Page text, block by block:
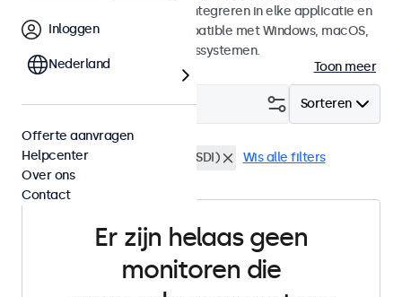
monitoren zijn eenvoudig te integreren in elke applicatie en
iedere omgeving en zijn compatible met Windows, macOS,
ChromeOS en Linux besturingssystemen.
Toon meer
Sorteren
Filter (0)
12 inch touchscreens BNC (SDI) Wis alle filters
Er zijn helaas geen
monitoren die
Inloggen
Nederland
Offerte aanvragen
Helpcenter
Over ons
Contact